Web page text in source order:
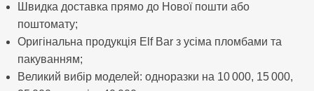
Швидка доставка прямо до Нової пошти або
поштомату;
Оригінальна продукція Elf Bar з усіма пломбами та
пакуванням;
Великий вибір моделей: одноразки на 10 000, 15 000,